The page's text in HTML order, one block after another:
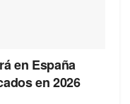
en España
en 2026